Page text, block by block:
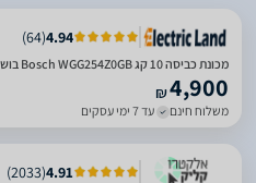
4.94
(
64
)
מכונת כביסה 10 קג Bosch WGG254Z0GB בוש דגם פרמיום 2025!
4,900
₪
משלוח חינם עד 7 ימי עסקים
4.91
(
2033
)